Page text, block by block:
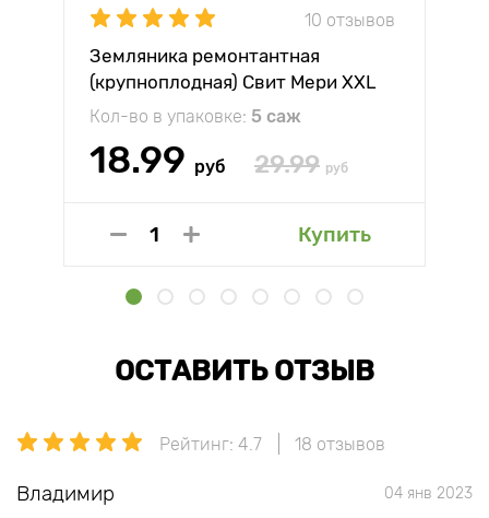
10 отзывов
Земляника ремонтантная
(крупноплодная) Свит Мери XXL
Кол-во в упаковке: 5 саж
18.99 руб 29.99 руб
Купить
ОСТАВИТЬ ОТЗЫВ
Рейтинг: 4.7 18 отзывов
Владимир 04 янв 2023